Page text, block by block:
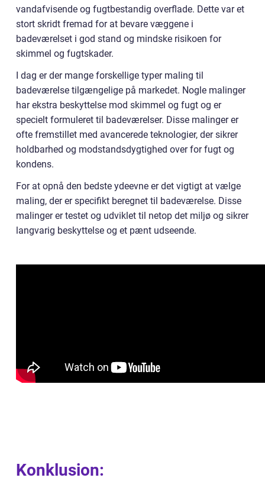
vandafvisende og fugtbestandig overflade. Dette var et
stort skridt fremad for at bevare væggene i
badeværelset i god stand og mindske risikoen for
skimmel og fugtskader.
I dag er der mange forskellige typer maling til
badeværelse tilgængelige på markedet. Nogle malinger
har ekstra beskyttelse mod skimmel og fugt og er
specielt formuleret til badeværelser. Disse malinger er
ofte fremstillet med avancerede teknologier, der sikrer
holdbarhed og modstandsdygtighed over for fugt og
kondens.
For at opnå den bedste ydeevne er det vigtigt at vælge
maling, der er specifikt beregnet til badeværelse. Disse
malinger er testet og udviklet til netop det miljø og sikrer
langvarig beskyttelse og et pænt udseende.
Konklusion: